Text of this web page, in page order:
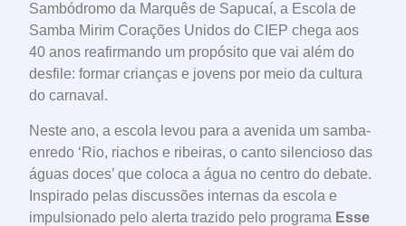
Sambódromo da Marquês de Sapucaí, a Escola de
Samba Mirim Corações Unidos do CIEP chega aos
40 anos reafirmando um propósito que vai além do
desfile: formar crianças e jovens por meio da cultura
do carnaval.
Neste ano, a escola levou para a avenida um samba-
enredo ‘Rio, riachos e ribeiras, o canto silencioso das
águas doces’ que coloca a água no centro do debate.
Inspirado pelas discussões internas da escola e
impulsionado pelo alerta trazido pelo programa Esse